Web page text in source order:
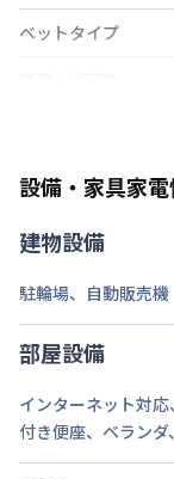
ベットタイプ
部屋の向き
交通
定員
次回更新日
設備・家具家
建物設備
駐輪場、 自動販売機
部屋設備
インターネット対応、
付き便座、 ベランダ、